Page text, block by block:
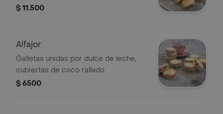
Porción personal.
$ 11.500
Alfajor
Galletas unidas por dulce de leche,
cubiertas de coco rallado.
$ 6500